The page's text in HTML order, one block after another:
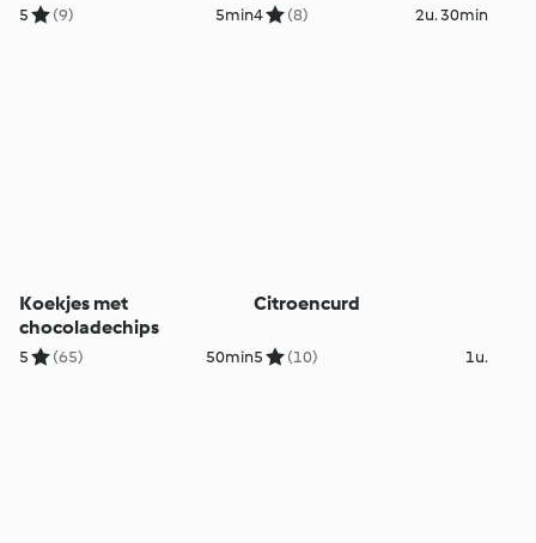
5 (9) 5min4 (8) 2u. 30min
Koekjes met
chocoladechips
5 (65) 50min
Citroencurd
5 (10) 1u.